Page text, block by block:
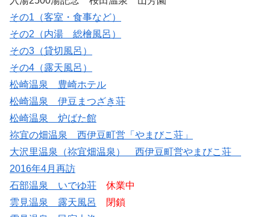
その1（客室・食事など）
その2（内湯 総檜風呂）
その3（貸切風呂）
その4（露天風呂）
松崎温泉 豊崎ホテル
松崎温泉 伊豆まつざき荘
松崎温泉 炉ばた館
祢宜の畑温泉 西伊豆町営「やまびこ荘」
大沢里温泉（祢宜畑温泉） 西伊豆町営やまびこ荘
2016年4月再訪
石部温泉 いでゆ荘
休業中
雲見温泉 露天風呂
閉鎖